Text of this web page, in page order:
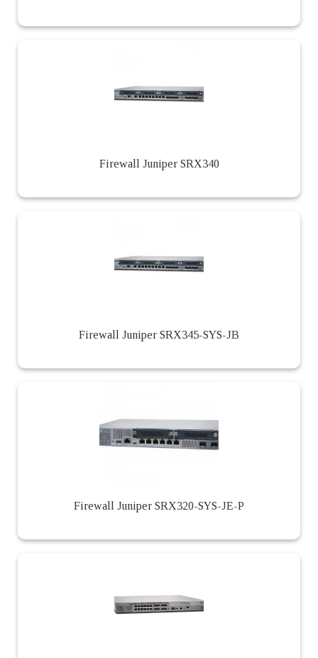
Firewall Juniper SRX340
Firewall Juniper SRX345-SYS-JB
Firewall Juniper SRX320-SYS-JE-P